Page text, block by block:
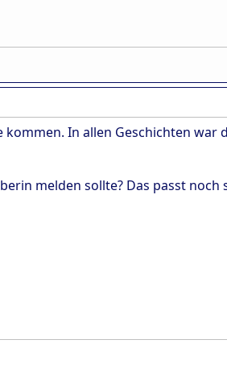
In allen Geschichten war
melden sollte? Das passt